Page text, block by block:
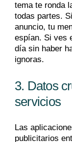
tema te ronda
todas partes.
anuncio, tu
espían. Si ves
día sin haber
ignoras.
3. Datos
servicios
Las
publicitarios